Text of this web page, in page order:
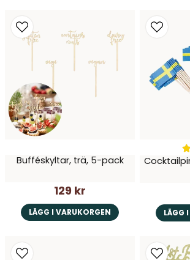
Ja, ni får publicera min fråga
Bufféskyltar, trä, 5-pack
129 kr
LÄGG I VARUKORGEN LÄGG